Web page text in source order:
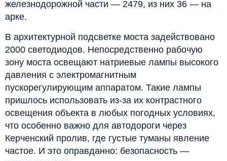
железнодорожной части — 2479, из них 36 — на
арке.
В архитектурной подсветке моста задействовано
2000 светодиодов. Непосредственно рабочую
зону моста освещают натриевые лампы высокого
давления с электромагнитным
пускорегулирующим аппаратом. Такие лампы
пришлось использовать из-за их контрастного
освещения объекта в любых погодных условиях,
что особенно важно для автодороги через
Керченский пролив, где густые туманы явление
частое. И это оправданно: безопасность —